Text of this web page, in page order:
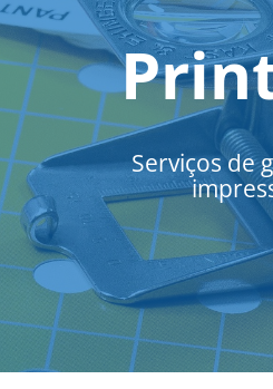
Serviços de